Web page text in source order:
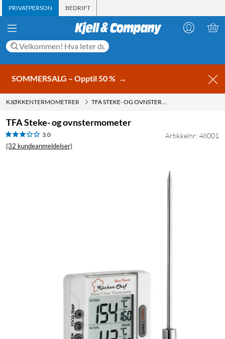
PRIVATPERSON BEDRIFT
SOMMERSALG – Opptil 50 % →
KJØKKENTERMOMETRER TFA STEKE- OG OVNSTERMOMETER
TFA Steke- og ovnstermometer
3.0
(32 kundeanmeldelser)
Artikkelnr: 48001